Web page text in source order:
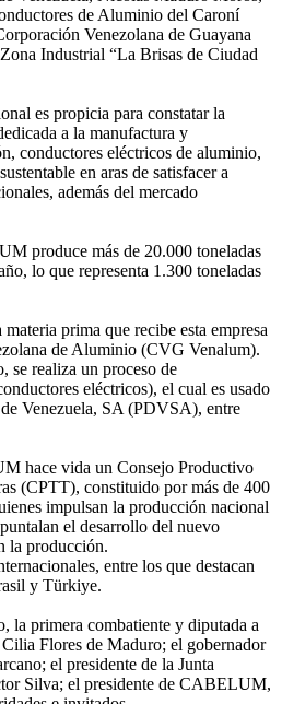
de Aluminio del Caroní
Venezolana de Guayana
Industrial “La Brisas de Ciudad
es propicia para constatar la
a la manufactura y
conductores eléctricos de aluminio,
en aras de satisfacer a
además del mercado
produce más de 20.000 toneladas
lo que representa 1.300 toneladas
prima que recibe esta empresa
de Aluminio (CVG Venalum).
se realiza un proceso de
eléctricos), el cual es usado
Venezuela, SA (PDVSA), entre
hace vida un Consejo Productivo
(CPTT), constituido por más de 400
impulsan la producción nacional
el desarrollo del nuevo
la producción.
entre los que destacan
y Türkiye.
la primera combatiente y diputada a
Flores de Maduro; el gobernador
el presidente de la Junta
Silva; el presidente de CABELUM,